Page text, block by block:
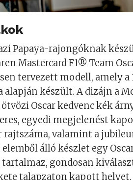
Papaya-rajongóknak
Mastercard F1® Team
tervezett modell, amely a
alapján készült. A dizájn a
Oscar kedvenc kék
egyedi megjelenést
rajtszáma, valamint a
álló készlet egy
gondosan
talapzaton kapott